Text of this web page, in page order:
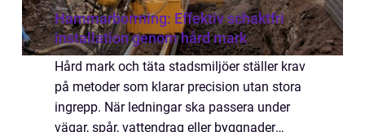
Hammarborrning: Effektiv schaktfri
installation genom hård mark
Hård mark och täta stadsmiljöer ställer krav
på metoder som klarar precision utan stora
ingrepp. När ledningar ska passera under
vägar, spår, vattendrag eller byggnader